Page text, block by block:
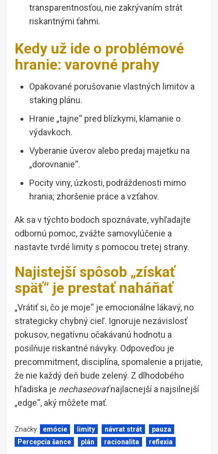
transparentnosťou, nie zakrývaním strát
riskantnými ťahmi.
Kedy už ide o problémové
hranie: varovné prahy
Opakované porušovanie vlastných limitov a
staking plánu.
Hranie „tajne“ pred blízkymi, klamanie o
výdavkoch.
Vyberanie úverov alebo predaj majetku na
„dorovnanie“.
Pocity viny, úzkosti, podráždenosti mimo
hrania; zhoršenie práce a vzťahov.
Ak sa v týchto bodoch spoznávate, vyhľadajte
odbornú pomoc, zvážte samovylúčenie a
nastavte tvrdé limity s pomocou tretej strany.
Najistejší spôsob „získať
späť“ je prestať naháňať
„Vrátiť si, čo je moje“ je emocionálne lákavý, no
strategicky chybný cieľ. Ignoruje nezávislosť
pokusov, negatívnu očakávanú hodnotu a
posilňuje riskantné návyky. Odpoveďou je
precommitment, disciplína, spomalenie a prijatie,
že nie každý deň bude zelený. Z dlhodobého
hľadiska je nechaseovaťnajlacnejší a najsilnejší
„edge“, aký môžete mať.
Značky: emócie limity návrat strát
pauza
Percepcia šance
plán racionalita reflexia